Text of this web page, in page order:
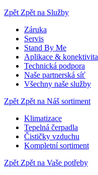
Zpět Zpět na Služby
Záruka
Servis
Stand By Me
Aplikace & konektivita
Technická podpora
Naše partnerská síť
Všechny naše služby
Zpět Zpět na Náš sortiment
Klimatizace
Tepelná čerpadla
Čističky vzduchu
Kompletní sortiment
Zpět Zpět na Vaše potřeby